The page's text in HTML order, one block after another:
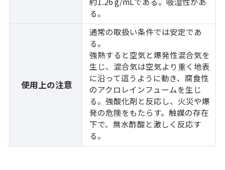
る。
使用上の注意
通常の取扱い条件では安定であ
る。
強熱すると空気と爆発性混合気を
生じ、混合気は空気より重く地表
に沿って這うように動き、腐食性
のアクロレインフュームを生じ
る。強酸化剤と反応し、火災や爆
発の危険をもたらす。触媒の存在
下で、無水酢酸と激しく反応す
る。